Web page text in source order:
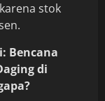
stok
Bencana
di